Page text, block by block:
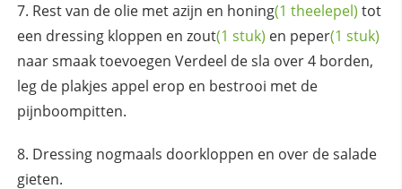
Rest van de olie met azijn en honing(1 theelepel) tot
een dressing kloppen en zout(1 stuk) en peper(1 stuk)
naar smaak toevoegen Verdeel de sla over 4 borden,
leg de plakjes appel erop en bestrooi met de
pijnboompitten.
Dressing nogmaals doorkloppen en over de salade
gieten.